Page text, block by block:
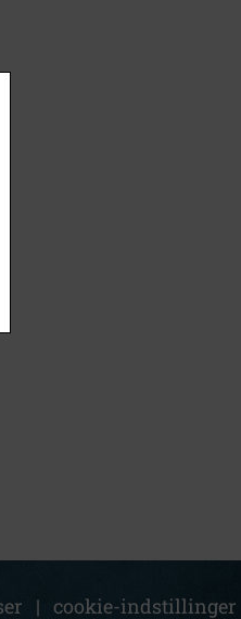
| cookie-indstillinger